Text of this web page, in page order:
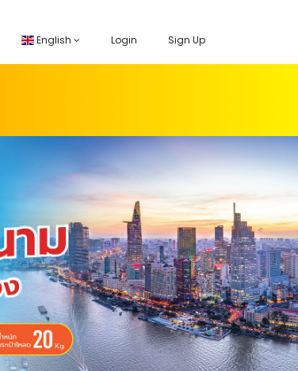
English Login Sign Up